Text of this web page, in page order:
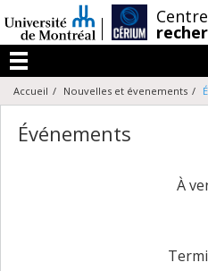
au
contenu
Menu
Accueil Nouvelles et évenements
Événements
À